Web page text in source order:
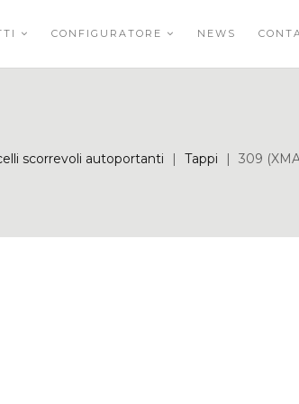
CONFIGURATORE NEWS
scorrevoli autoportanti | Tappi | 309